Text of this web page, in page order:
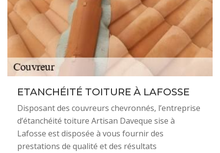
ETANCHÉITÉ TOITURE À LAFOSSE
Disposant des couvreurs chevronnés, l’entreprise
d’étanchéité toiture Artisan Daveque sise à
Lafosse est disposée à vous fournir des
prestations de qualité et des résultats